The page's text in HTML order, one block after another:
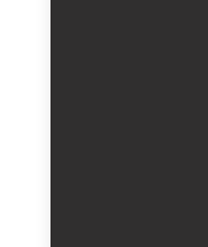
sorteos y
Retención